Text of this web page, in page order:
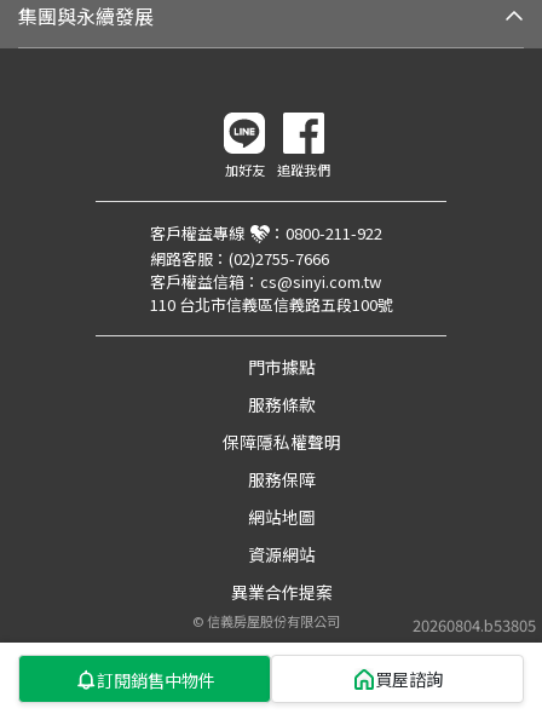
訂閱銷售中物件 買屋諮詢
集團與永續發展
20260804.b53805
加好友 追蹤我們
客戶權益專線 ： 0800-211-922
網路客服： (02)2755-7666
客戶權益信箱： cs@sinyi.com.tw
110 台北市信義區信義路五段100號
門市據點
服務條款
保障隱私權聲明
服務保障
網站地圖
資源網站
異業合作提案
©信義房屋股份有限公司